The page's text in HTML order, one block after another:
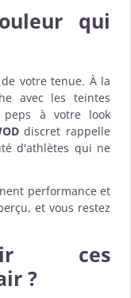
qui
votre tenue. À la
avec les teintes
à votre look
discret rappelle
d'athlètes qui ne
performance et
et vous restez
ces
?